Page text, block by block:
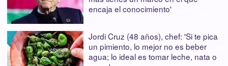
encaja el conocimiento'
Jordi Cruz (48 años), chef: 'Si te pica
un pimiento, lo mejor no es beber
agua; lo ideal es tomar leche, nata o